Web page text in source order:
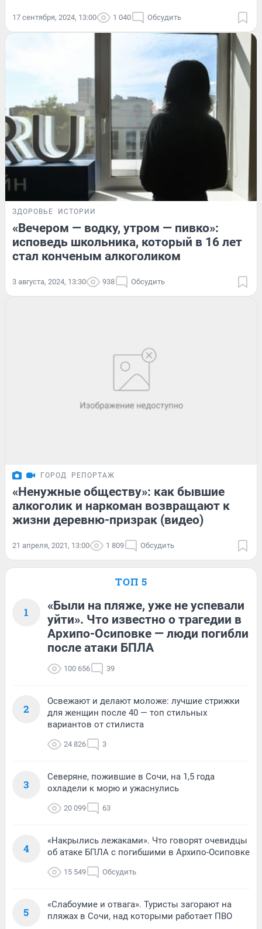
17 сентября, 2024, 13:00 1 040 Обсудить
ЗДОРОВЬЕ ИСТОРИИ
«Вечером — водку, утром — пивко»:
исповедь школьника, который в 16 лет
стал конченым алкоголиком
3 августа, 2024, 13:30 938 Обсудить
ГОРОД РЕПОРТАЖ
«Ненужные обществу»: как бывшие
алкоголик и наркоман возвращают к
жизни деревню-призрак (видео)
21 апреля, 2021, 13:00 1 809 Обсудить
ТОП 5
1
«Были на пляже, уже не успевали
уйти». Что известно о трагедии в
Архипо-Осиповке — люди погибли
после атаки БПЛА
100 656 39
2
Освежают и делают моложе: лучшие стрижки
для женщин после 40 — топ стильных
вариантов от стилиста
24 826 3
3
Северяне, пожившие в Сочи, на 1,5 года
охладели к морю и ужаснулись
20 099 63
4
«Накрылись лежаками». Что говорят очевидцы
об атаке БПЛА с погибшими в Архипо-Осиповке
15 549 Обсудить
5
«Слабоумие и отвага». Туристы загорают на
пляжах в Сочи, над которыми работает ПВО